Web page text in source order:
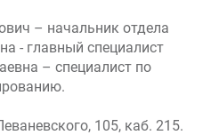
– начальник отдела
- главный специалист
– специалист по
105, каб. 215.